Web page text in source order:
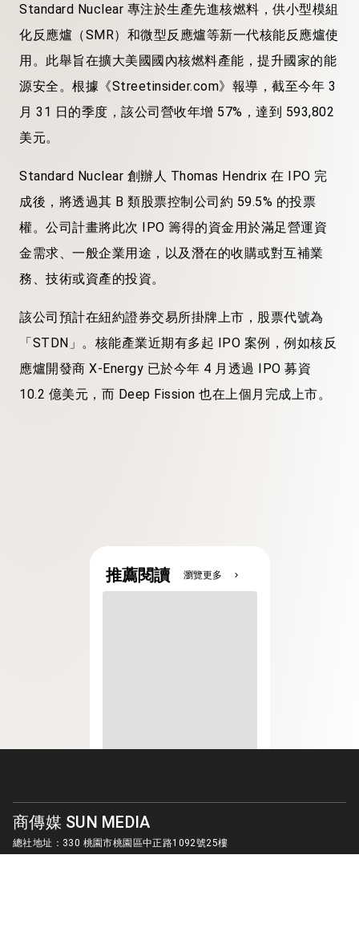
Standard Nuclear 專注於生產先進核燃料，供小型模組
化反應爐（SMR）和微型反應爐等新一代核能反應爐使
用。此舉旨在擴大美國國內核燃料產能，提升國家的能
源安全。根據《Streetinsider.com》報導，截至今年 3
月 31 日的季度，該公司營收年增 57%，達到 593,802
美元。
Standard Nuclear 創辦人 Thomas Hendrix 在 IPO 完
成後，將透過其 B 類股票控制公司約 59.5% 的投票
權。公司計畫將此次 IPO 籌得的資金用於滿足營運資
金需求、一般企業用途，以及潛在的收購或對互補業
務、技術或資產的投資。
該公司預計在紐約證券交易所掛牌上市，股票代號為
「STDN」。核能產業近期有多起 IPO 案例，例如核反
應爐開發商 X-Energy 已於今年 4 月透過 IPO 募資
10.2 億美元，而 Deep Fission 也在上個月完成上市。
推薦閱讀 瀏覽更多 chevron_right
商傳媒 SUN MEDIA
總社地址：330 桃園市桃園區中正路1092號25樓